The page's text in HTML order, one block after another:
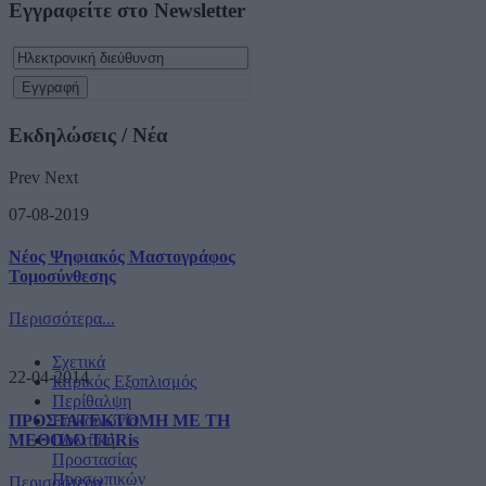
Εγγραφείτε στο Newsletter
Εκδηλώσεις / Νέα
Prev Next
07-08-2019
Νέος Ψηφιακός Μαστογράφος
Τομοσύνθεσης
Περισσότερα...
22-04-2014
ΠΡΟΣΤΑΤΕΚΤΟΜΗ ΜΕ ΤΗ
ΜΕΘΟΔΟ TURis
Περισσότερα...
Σχετικά
Ιατρικός Εξοπλισμός
Περίθαλψη
Επικοινωνία
Πολιτική
Προστασίας
Προσωπικών